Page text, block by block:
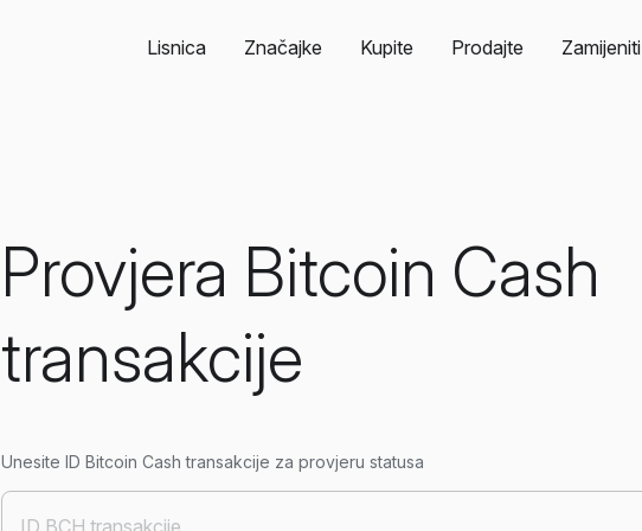
Lisnica Značajke Kupite Prodajte Zamijeniti
Provjera Bitcoin Cash
transakcije
Unesite ID Bitcoin Cash transakcije za provjeru statusa